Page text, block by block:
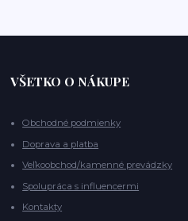
VŠETKO O NÁKUPE
Obchodné podmienky
Doprava a platba
Veľkoobchod/kamenné prevádzky
Spolupráca s influencermi
Kontakty